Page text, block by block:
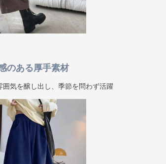
のある厚手素材
気を醸し出し、季節を問わず活躍